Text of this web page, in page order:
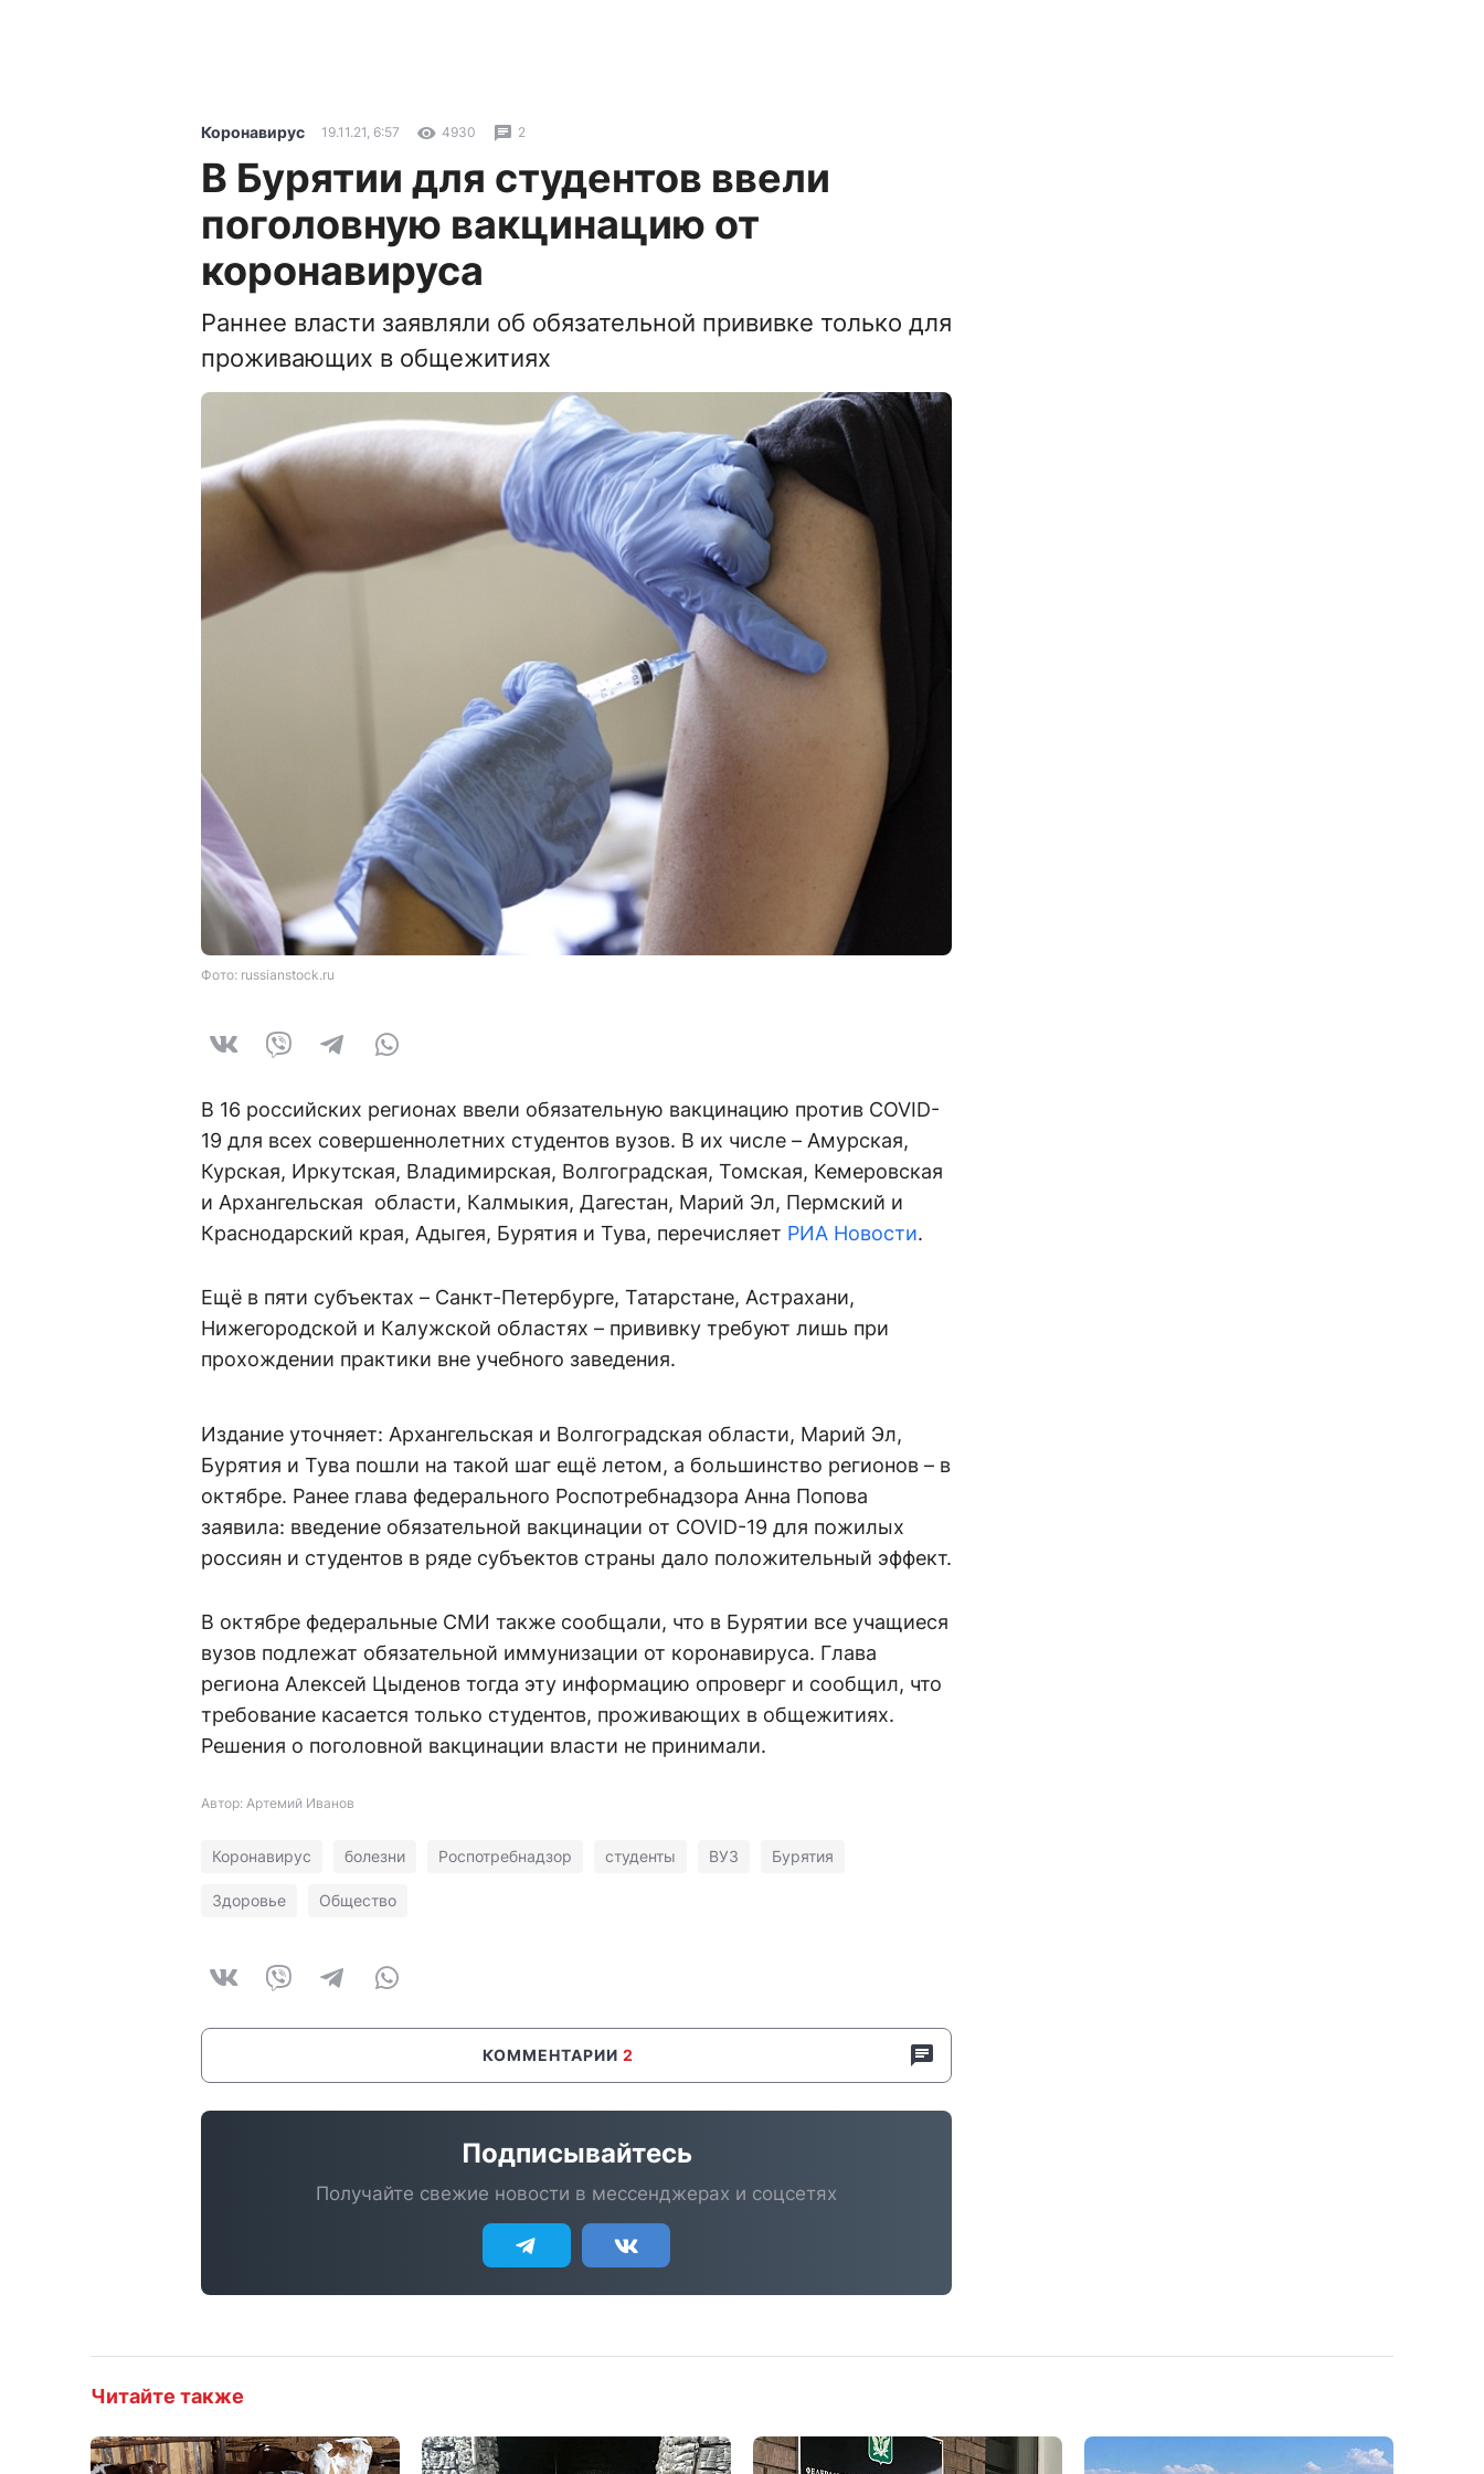
Коронавирус 19.11.21, 6:57 4930 2
В Бурятии для студентов ввели
поголовную вакцинацию от
коронавируса
Раннее власти заявляли об обязательной прививке только для
проживающих в общежитиях
Фото: russianstock.ru
В 16 российских регионах ввели обязательную вакцинацию против COVID-
19 для всех совершеннолетних студентов вузов. В их числе – Амурская,
Курская, Иркутская, Владимирская, Волгоградская, Томская, Кемеровская
и Архангельская области, Калмыкия, Дагестан, Марий Эл, Пермский и
Краснодарский края, Адыгея, Бурятия и Тува, перечисляет РИА Новости.
Ещё в пяти субъектах – Санкт-Петербурге, Татарстане, Астрахани,
Нижегородской и Калужской областях – прививку требуют лишь при
прохождении практики вне учебного заведения.
Издание уточняет: Архангельская и Волгоградская области, Марий Эл,
Бурятия и Тува пошли на такой шаг ещё летом, а большинство регионов – в
октябре. Ранее глава федерального Роспотребнадзора Анна Попова
заявила: введение обязательной вакцинации от COVID-19 для пожилых
россиян и студентов в ряде субъектов страны дало положительный эффект.
В октябре федеральные СМИ также сообщали, что в Бурятии все учащиеся
вузов подлежат обязательной иммунизации от коронавируса. Глава
региона Алексей Цыденов тогда эту информацию опроверг и сообщил, что
требование касается только студентов, проживающих в общежитиях.
Решения о поголовной вакцинации власти не принимали.
Автор: Артемий Иванов
Коронавирус болезни Роспотребнадзор студенты ВУЗ Бурятия
Здоровье Общество
КОММЕНТАРИИ 2
Подписывайтесь
Получайте свежие новости в мессенджерах и соцсетях
Читайте также